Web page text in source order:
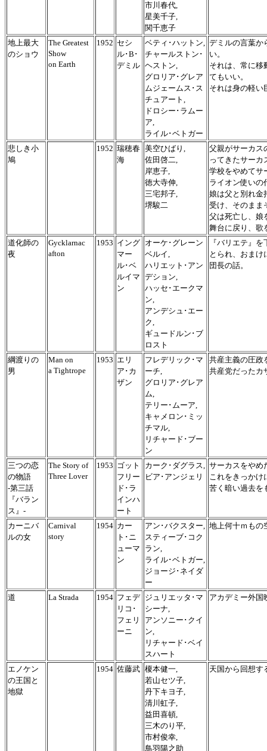
市川春代,
星美千子,
関千恵子
地上最大
のショウ
The Greatest
Show
on Earth
1952 セシ
ル･B･
デミル
ベティ･ハットン,
チャールストン･
ヘストン,
グロリア･グレア
ムジェームス･ス
チュアート,
ドロシー･ラムー
ア,
ライル･ベトガー
デミルの言葉か
い。
それは、常に移
てもいい。
それは身の軽い
悲しき小
鳩
1952 瑞穂春
海
美空ひばり,
佐田啓二,
岸恵子,
徳大寺伸,
三宅邦子,
堺駿二
父親がサーカス
ってきたサーカ
学校をやめてサ
ライオン使いの
娘は父と別れ金
受け、そのまま
父は死亡し、娘
舞台に戻り、歌
道化師の
夜
Gycklarnac
afton
1953 イング
マー
ル･ベ
ルイマ
ン
オーケ･グレーン
ベルイ,
ハリエット･アン
デション,
ハッセ･エークマ
ン,
アンデシュ･エー
ク,
ギュードルン･ブ
ロスト
『バリエテ』
とられ、おまけ
団長の話。
綱渡りの
男
Man on
a Tightrope
1953 エリ
ア･カ
ザン
フレデリック･マ
ーチ,
グロリア･グレア
ム,
テリー･ムーア,
キャメロン･ミッ
チマル,
リチャード･ブー
ン
共産主義の圧政
共産党だったカ
三つの恋
の物語
-第三話
『バラン
ス』-
The Story of
Three Lover
1953 ゴット
フリー
ド･ラ
インハ
ート
カーク･ダグラス,
ビア･アンジェリ
サーカスをやめ
これをきっかけ
苦く暗い過去を
カーニバ
ルの女
Carnival
story
1954 カー
ト･ニ
ューマ
ン
アン･バクスター,
スティーブ･コク
ラン,
ライル･ベトガー,
ジョージ･ネイダ
ー
地上何十ｍもの
道 La Strada 1954 フェデ
リコ･
フェリ
ーニ
ジュリエッタ･マ
シーナ,
アンソニー･クイ
ン,
リチャード･ベイ
スハート
アカデミー外国
エノケン
の王国と
地獄
1954 佐藤武 榎本健一,
若山セツ子,
丹下キヨ子,
清川虹子,
益田喜頓,
三木のり平,
市村俊幸,
鳥羽陽之助
天国から回想す